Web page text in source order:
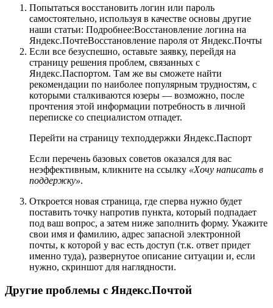
Попытаться восстановить логин или пароль
самостоятельно, используя в качестве основы другие
наши статьи: Подробнее:Восстановление логина на
Яндекс.ПочтеВосстановление пароля от Яндекс.Почты
Если все безуспешно, оставьте заявку, перейдя на
страницу решения проблем, связанных с
Яндекс.Паспортом. Там же вы сможете найти
рекомендации по наиболее популярным трудностям, с
которыми сталкиваются юзеры — возможно, после
прочтения этой информации потребность в личной
переписке со специалистом отпадет.
Перейти на страницу техподдержки Яндекс.Паспорт
Если перечень базовых советов оказался для вас
неэффективным, кликните на ссылку «Хочу написать в
поддержку».
Откроется новая страница, где сперва нужно будет
поставить точку напротив пункта, который подпадает
под ваш вопрос, а затем ниже заполнить форму. Укажите
свои имя и фамилию, адрес запасной электронной
почты, к которой у вас есть доступ (т.к. ответ придет
именно туда), развернутое описание ситуации и, если
нужно, скриншот для наглядности.
Другие проблемы с Яндекс.Почтой